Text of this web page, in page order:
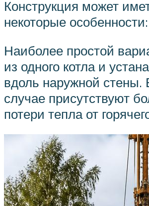
Конструкция может
некоторые особенности:
Наиболее простой
из одного котла и
вдоль наружной стены.
случае присутствуют
потери тепла от